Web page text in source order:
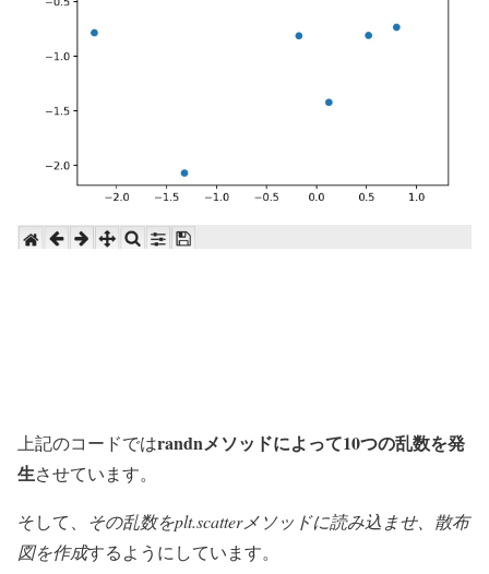
上記のコードではrandnメソッドによって10つの乱数を発
生させています。
そして、 その乱数をplt.scatterメソッドに読み込ませ、散布
図を作成するようにしています。